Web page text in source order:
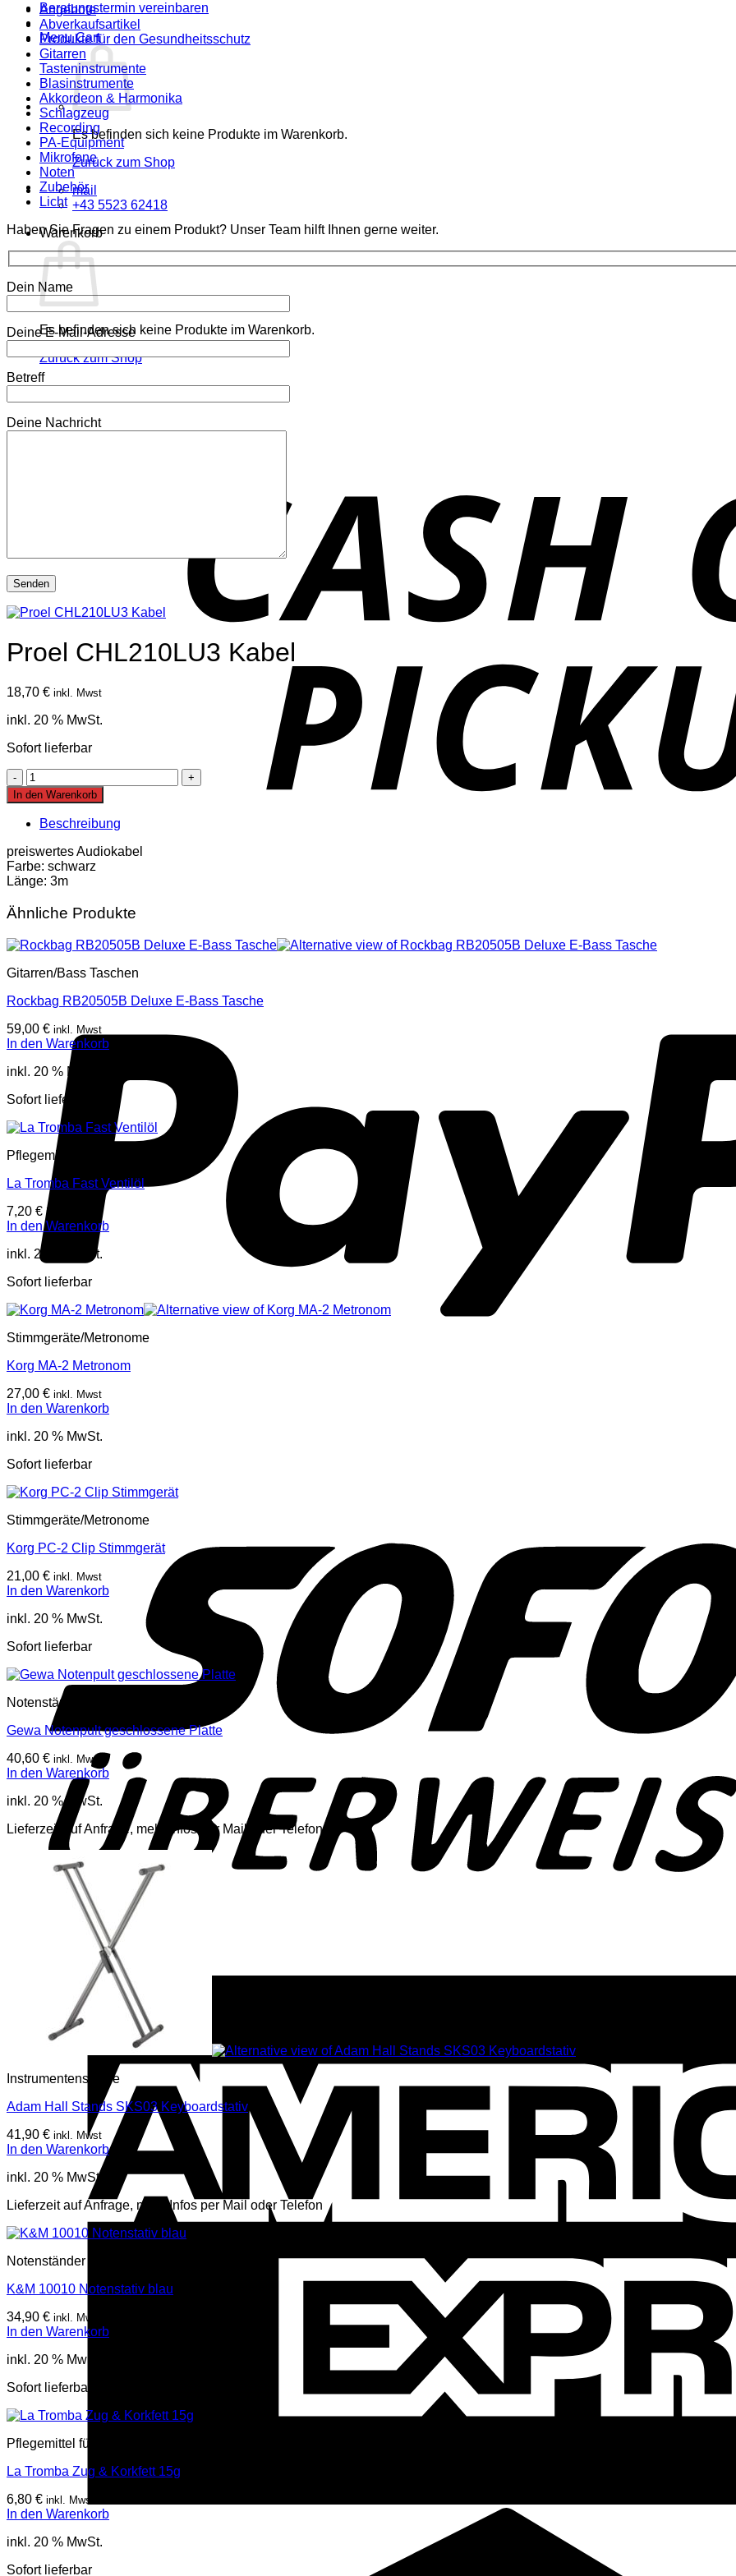
Beratungstermin vereinbaren
Menu Cart
Es befinden sich keine Produkte im Warenkorb.
Zurück zum Shop
mail
+43 5523 62418
Warenkorb
Es befinden sich keine Produkte im Warenkorb.
Zurück zum Shop
Angebote
Abverkaufsartikel
Produkte für den Gesundheitsschutz
Gitarren
Tasteninstrumente
Blasinstrumente
Akkordeon & Harmonika
Schlagzeug
Recording
PA-Equipment
Mikrofone
Noten
Zubehör
Licht
Haben Sie Fragen zu einem Produkt? Unser Team hilft Ihnen gerne weiter.
Dein Name
Deine E-Mail-Adresse
Betreff
Deine Nachricht
Proel CHL210LU3 Kabel
18,70 € inkl. Mwst
inkl. 20 % MwSt.
Sofort lieferbar
Proel
CHL210LU3
Kabel
Menge
In den Warenkorb
Beschreibung
preiswertes Audiokabel
Farbe: schwarz
Länge: 3m
Ähnliche Produkte
Gitarren/Bass Taschen
Rockbag RB20505B Deluxe E-Bass Tasche
59,00 € inkl. Mwst
In den Warenkorb
inkl. 20 % MwSt.
Sofort lieferbar
Pflegemittel für Blasinstrumente
La Tromba Fast Ventilöl
7,20 € inkl. Mwst
In den Warenkorb
inkl. 20 % MwSt.
Sofort lieferbar
Stimmgeräte/Metronome
Korg MA-2 Metronom
27,00 € inkl. Mwst
In den Warenkorb
inkl. 20 % MwSt.
Sofort lieferbar
Stimmgeräte/Metronome
Korg PC-2 Clip Stimmgerät
21,00 € inkl. Mwst
In den Warenkorb
inkl. 20 % MwSt.
Sofort lieferbar
Notenständer
Gewa Notenpult geschlossene Platte
40,60 € inkl. Mwst
In den Warenkorb
inkl. 20 % MwSt.
Lieferzeit auf Anfrage, mehr Infos per Mail oder Telefon
Instrumentenstative
Adam Hall Stands SKS03 Keyboardstativ
41,90 € inkl. Mwst
In den Warenkorb
inkl. 20 % MwSt.
Lieferzeit auf Anfrage, mehr Infos per Mail oder Telefon
Notenständer
K&M 10010 Notenstativ blau
34,90 € inkl. Mwst
In den Warenkorb
inkl. 20 % MwSt.
Sofort lieferbar
Pflegemittel für Blasinstrumente
La Tromba Zug & Korkfett 15g
6,80 € inkl. Mwst
In den Warenkorb
inkl. 20 % MwSt.
Sofort lieferbar